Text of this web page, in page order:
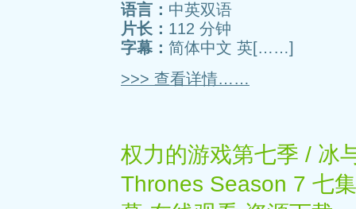
语言： 中英双语
片长： 112 分钟
字幕： 简体中文 英[……]
>>> 查看详情……
权力的游戏第七季 / 冰
Thrones Season 7 七